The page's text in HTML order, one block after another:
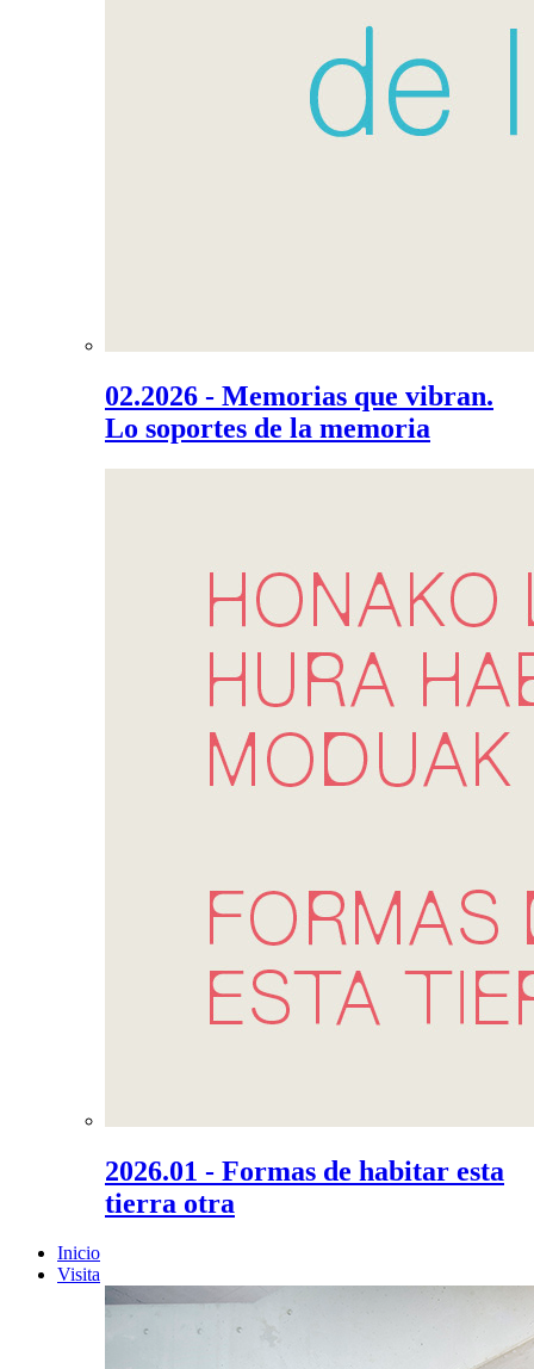
02.2026 - Memorias que vibran.
Lo soportes de la memoria
2026.01 - Formas de habitar esta
tierra otra
Inicio
Visita